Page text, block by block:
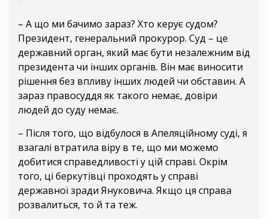
– А що ми бачимо зараз? Хто керує судом?
Президент, генеральний прокурор. Суд – це
державний орган, який має бути незалежним від
президента чи інших органів. Він має виносити
рішення без впливу інших людей чи обставин. А
зараз правосуддя як такого немає, довіри
людей до суду немає.
– Після того, що відбулося в Апеляційному суді, я
взагалі втратила віру в те, що ми можемо
добитися справедливості у цій справі. Окрім
того, ці беркутівці проходять у справі
державної зради Януковича. Якщо ця справа
розвалиться, то й та теж.